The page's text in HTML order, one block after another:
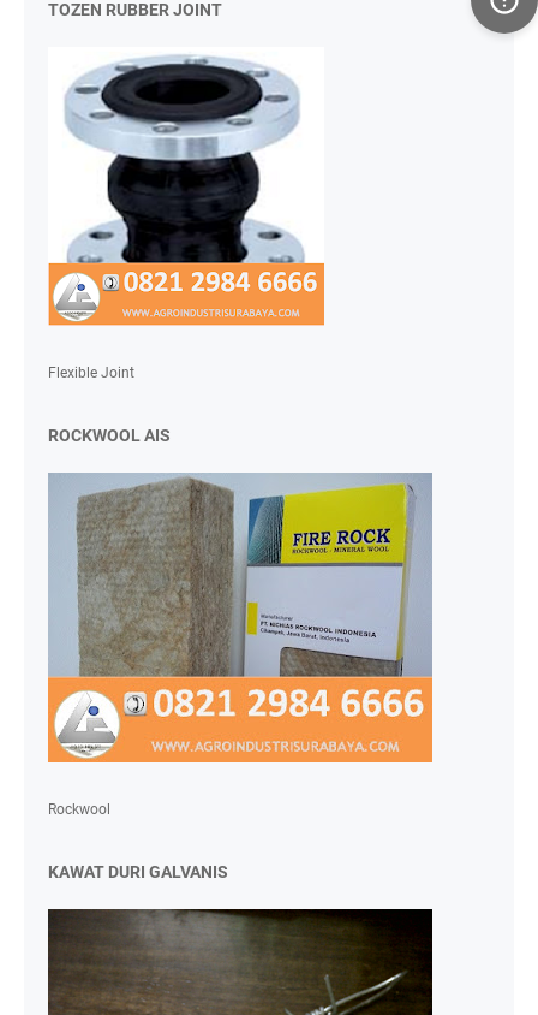
TOZEN RUBBER JOINT
Flexible Joint
ROCKWOOL AIS
Rockwool
KAWAT DURI GALVANIS